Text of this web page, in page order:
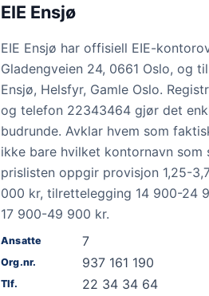
EIE Ensjø
EIE Ensjø har offisiell EIE-
Gladengveien 24, 0661 Oslo, og
Ensjø, Helsfyr, Gamle Oslo.
og telefon 22343464 gjør det
budrunde. Avklar hvem som
ikke bare hvilket kontornavn som
prislisten oppgir provisjon 1,25-
000 kr, tilrettelegging 14 900-24
17 900-49 900 kr.
Ansatte 7
Org.nr. 937 161 190
Tlf. 22 34 34 64